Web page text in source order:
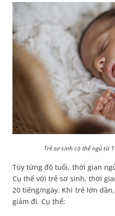
Trẻ sơ sinh có thể ngủ từ
Tùy từng độ tuổi, thời gian
Cụ thể với trẻ sơ sinh, thời
20 tiếng/ngày. Khi trẻ lớn
giảm đi. Cụ thể: